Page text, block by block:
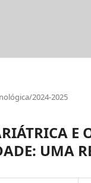
2024-2025
E
UMA